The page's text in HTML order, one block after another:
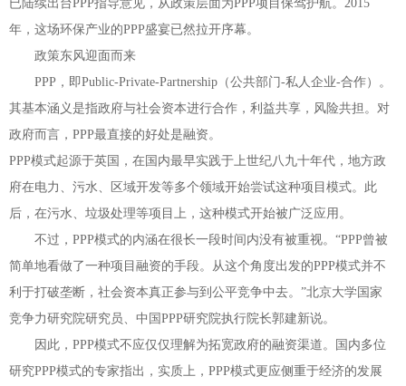
已陆续出台PPP指导意见，从政策层面为PPP项目保驾护航。 2015
年，这场环保产业的PPP盛宴已然拉开序幕。
政策东风迎面而来
PPP ，即Public-Private-Partnership （公共部门-私人企业-合作）。
其基本涵义是指政府与社会资本进行合作，利益共享，风险共担。对
政府而言， PPP最直接的好处是融资。
PPP模式起源于英国，在国内最早实践于上世纪八九十年代，地方政
府在电力、污水、区域开发等多个领域开始尝试这种项目模式。此
后，在污水、垃圾处理等项目上，这种模式开始被广泛应用。
不过，PPP模式的内涵在很长一段时间内没有被重视。“PPP曾被
简单地看做了一种项目融资的手段。从这个角度出发的PPP模式并不
利于打破垄断，社会资本真正参与到公平竞争中去。 ”北京大学国家
竞争力研究院研究员、中国 PPP研究院执行院长郭建新说。
因此，PPP模式不应仅仅理解为拓宽政府的融资渠道。国内多位
研究PPP模式的专家指出，实质上， PPP模式更应侧重于经济的发展